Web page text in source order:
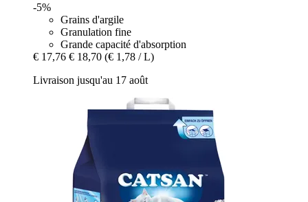
-5%
Grains d'argile
Granulation fine
Grande capacité d'absorption
€ 17,76 € 18,70 (€ 1,78 / L)
Livraison jusqu'au 17 août